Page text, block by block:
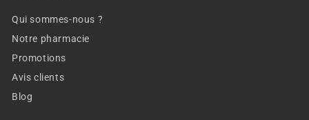
Qui sommes-nous ?
Notre pharmacie
Promotions
Avis clients
Blog